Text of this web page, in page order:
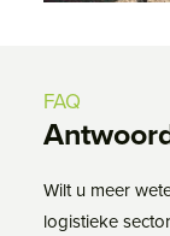
FAQ
Wilt u meer
logistieke